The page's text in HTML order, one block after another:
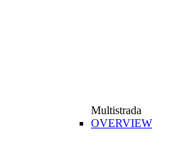
Multistrada
OVERVIEW